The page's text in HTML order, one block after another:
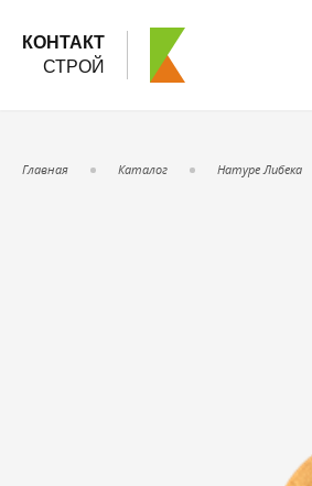
КОНТАКТ
СТРОЙ
Главная Каталог Натуре Либека